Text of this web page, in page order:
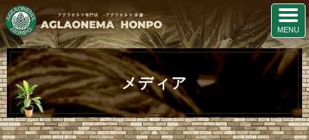
メディア